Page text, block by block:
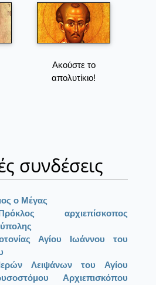
Ακούστε το
απολυτίκιο!
συνδέσεις
ο Μέγας
αρχιεπίσκοπος
Αγίου Ιωάννου του
Λειψάνων του Αγίου
Αρχιεπισκόπου